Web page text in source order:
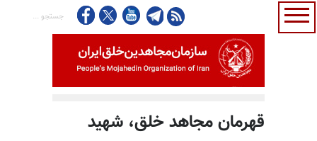
قهرمان مجاهد خلق، شهید